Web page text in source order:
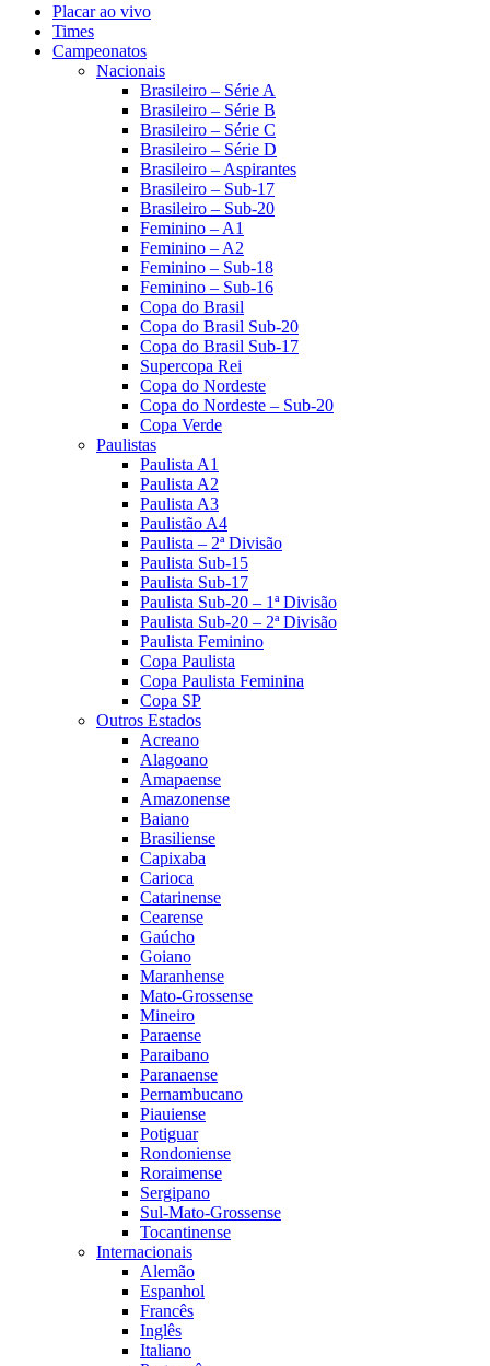
Placar ao vivo
Times
Campeonatos
Nacionais
Brasileiro – Série A
Brasileiro – Série B
Brasileiro – Série C
Brasileiro – Série D
Brasileiro – Aspirantes
Brasileiro – Sub-17
Brasileiro – Sub-20
Feminino – A1
Feminino – A2
Feminino – Sub-18
Feminino – Sub-16
Copa do Brasil
Copa do Brasil Sub-20
Copa do Brasil Sub-17
Supercopa Rei
Copa do Nordeste
Copa do Nordeste – Sub-20
Copa Verde
Paulistas
Paulista A1
Paulista A2
Paulista A3
Paulistão A4
Paulista – 2ª Divisão
Paulista Sub-15
Paulista Sub-17
Paulista Sub-20 – 1ª Divisão
Paulista Sub-20 – 2ª Divisão
Paulista Feminino
Copa Paulista
Copa Paulista Feminina
Copa SP
Outros Estados
Acreano
Alagoano
Amapaense
Amazonense
Baiano
Brasiliense
Capixaba
Carioca
Catarinense
Cearense
Gaúcho
Goiano
Maranhense
Mato-Grossense
Mineiro
Paraense
Paraibano
Paranaense
Pernambucano
Piauiense
Potiguar
Rondoniense
Roraimense
Sergipano
Sul-Mato-Grossense
Tocantinense
Internacionais
Alemão
Espanhol
Francês
Inglês
Italiano